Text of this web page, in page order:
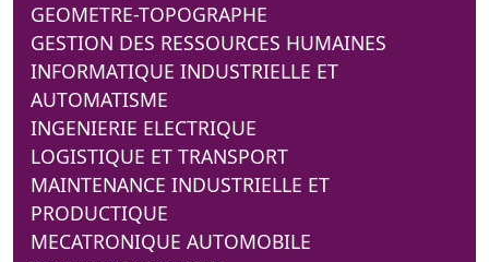
GEOMETRE-TOPOGRAPHE
GESTION DES RESSOURCES HUMAINES
INFORMATIQUE INDUSTRIELLE ET
AUTOMATISME
INGENIERIE ELECTRIQUE
LOGISTIQUE ET TRANSPORT
MAINTENANCE INDUSTRIELLE ET
PRODUCTIQUE
MECATRONIQUE AUTOMOBILE